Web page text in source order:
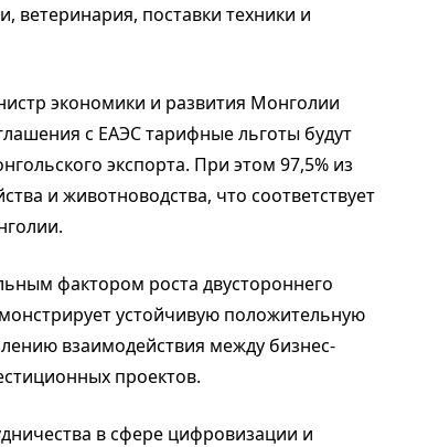
ветеринария, поставки техники и
экономики и развития Монголии
с ЕАЭС тарифные льготы будут
экспорта. При этом 97,5% из
и животноводства, что соответствует
фактором роста двустороннего
устойчивую положительную
взаимодействия между бизнес-
проектов.
в сфере цифровизации и